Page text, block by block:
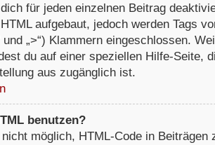
für jeden einzelnen Beitrag
aufgebaut, jedoch werden Tags
und „>“) Klammern eingeschlossen.
du auf einer speziellen Hilfe-Seite,
aus zugänglich ist.
benutzen?
möglich, HTML-Code in Beiträgen